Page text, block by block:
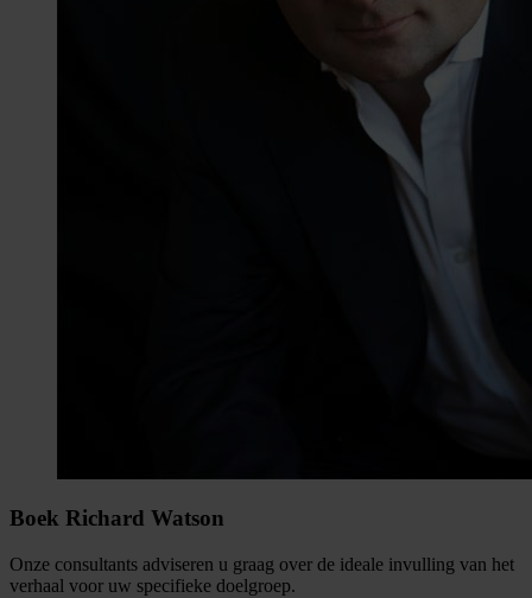
Boek Richard Watson
Onze consultants adviseren u graag over de ideale invulling van het
verhaal voor uw specifieke doelgroep.